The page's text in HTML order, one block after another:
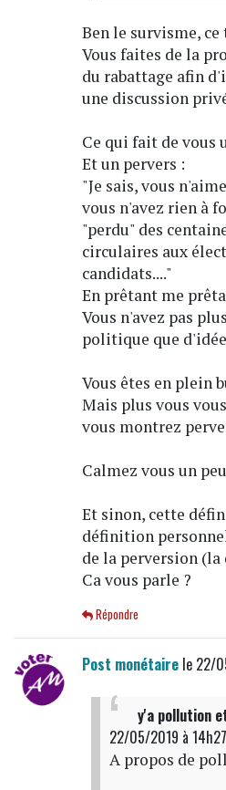
Ben le survisme,
Vous faites de la
du rabattage afin
une discussion
Ce qui fait de vous
Et un pervers :
"Je sais, vous
vous n'avez rien à
"perdu" des
circulaires aux
candidats...."
En prêtant me
Vous n'avez pas
politique que
Vous êtes en plein
Mais plus vous
vous montrez
Calmez vous un
Et sinon, cette
définition
de la perversion
Ca vous parle ?
Répondre
Post monétairele 22/
y'a pollution
22/05/2019 à 14h27
A propos de